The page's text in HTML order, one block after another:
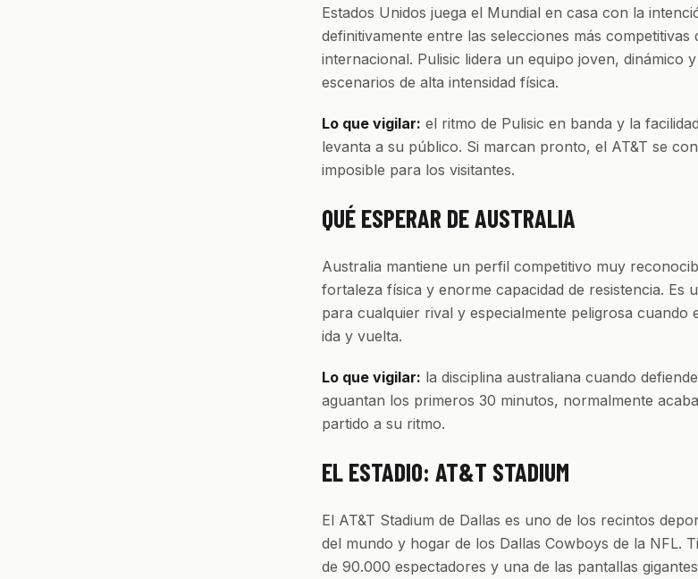
Estados Unidos juega el Mundial en casa con la
definitivamente entre las selecciones más competitivas
internacional. Pulisic lidera un equipo joven, dinámico
escenarios de alta intensidad física.
Lo que vigilar: el ritmo de Pulisic en banda y la
levanta a su público. Si marcan pronto, el AT&T se
imposible para los visitantes.
QUÉ ESPERAR DE AUSTRALIA
Australia mantiene un perfil competitivo muy
fortaleza física y enorme capacidad de resistencia. Es
para cualquier rival y especialmente peligrosa cuando
ida y vuelta.
Lo que vigilar: la disciplina australiana cuando
aguantan los primeros 30 minutos, normalmente
partido a su ritmo.
EL ESTADIO: AT&T STADIUM
El AT&T Stadium de Dallas es uno de los recintos
del mundo y hogar de los Dallas Cowboys de la NFL.
de 90.000 espectadores y una de las pantallas